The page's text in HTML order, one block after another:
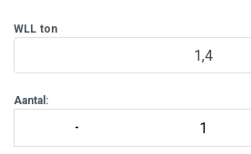
Deze haken mogen alleen worden
toepassingen zoals bijv. bij het gebruik in
WLL ton
1,4
Aantal: